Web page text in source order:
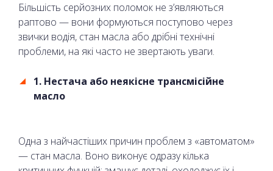
Більшість серйозних поломок не з’являються
раптово — вони формуються поступово через
звички водія, стан масла або дрібні технічні
проблеми, на які часто не звертають уваги.
1. Нестача або неякісне трансмісійне
масло
Одна з найчастіших причин проблем з «автоматом»
— стан масла. Воно виконує одразу кілька